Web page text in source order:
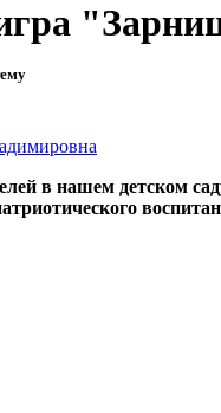
в нашем детском